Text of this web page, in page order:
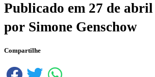
Publicado em 27 de abril
por Simone Genschow
Compartilhe